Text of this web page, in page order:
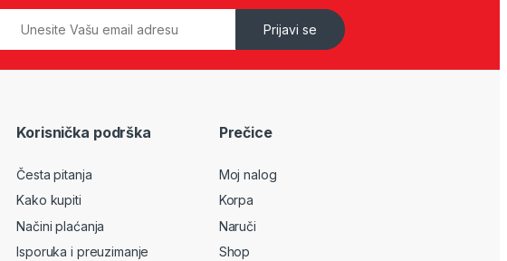
Prijavi se
Korisnička podrška
Česta pitanja
Kako kupiti
Načini plaćanja
Isporuka i preuzimanje
Prečice
Moj nalog
Korpa
Naruči
Shop